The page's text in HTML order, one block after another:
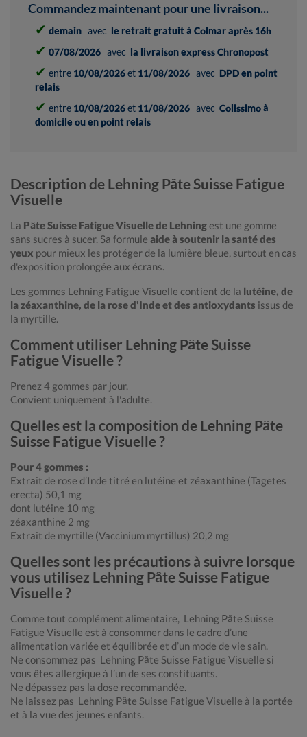
Commandez maintenant pour une livraison...
✔ demain avec le retrait gratuit à Colmar après 16h
✔ 07/08/2026 avec la livraison express Chronopost
✔ entre 10/08/2026et 11/08/2026 avec DPD en point
relais
✔ entre 10/08/2026et 11/08/2026 avec Colissimo à
domicile ou en point relais
Description de Lehning Pâte Suisse Fatigue
Visuelle
La Pâte Suisse Fatigue Visuelle de Lehningest une gomme
sans sucres à sucer. Sa formule aide à soutenir la santé des
yeux pour mieux les protéger de la lumière bleue, surtout en cas
d'exposition prolongée aux écrans.
Les gommes Lehning Fatigue Visuelle contient de la lutéine, de
la zéaxanthine, de la rose d'Inde et des antioxydants issus de
la myrtille.
Comment utiliser Lehning Pâte Suisse
Fatigue Visuelle ?
Prenez 4 gommes par jour.
Convient uniquement à l'adulte.
Quelles est la composition de Lehning Pâte
Suisse Fatigue Visuelle ?
Pour 4 gommes :
Extrait de rose d’Inde titré en lutéine et zéaxanthine (Tagetes
erecta) 50,1 mg
dont lutéine 10 mg
zéaxanthine 2 mg
Extrait de myrtille (Vaccinium myrtillus) 20,2 mg
Quelles sont les précautions à suivre lorsque
vous utilisez Lehning Pâte Suisse Fatigue
Visuelle ?
Comme tout complément alimentaire, Lehning Pâte Suisse
Fatigue Visuelle est à consommer dans le cadre d’une
alimentation variée et équilibrée et d’un mode de vie sain.
Ne consommez pas Lehning Pâte Suisse Fatigue Visuelle si
vous êtes allergique à l’un de ses constituants.
Ne dépassez pas la dose recommandée.
Ne laissez pas Lehning Pâte Suisse Fatigue Visuelle à la portée
et à la vue des jeunes enfants.